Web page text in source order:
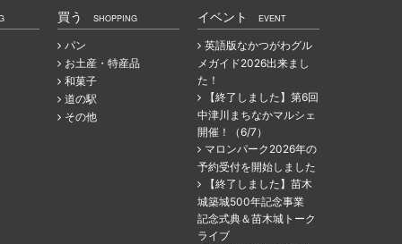
買う SHOPPING
パン
お土産・特産品
和菓子
道の駅
その他
イベント EVENT
英語版なかつがわグル
メガイド2026出来まし
た！
【終了しました】第6回
中津川まちなかマルシェ
開催！（6/7）
マロンパーク2026年の
予約受付を開始しました
【終了しました】苗木
城築城500年記念事業
記念式典＆苗木城トーク
ライブ